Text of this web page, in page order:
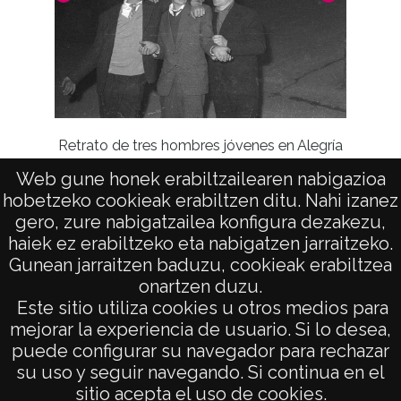
Web gune honek erabiltzailearen nabigazioa
hobetzeko cookieak erabiltzen ditu. Nahi izanez
gero, zure nabigatzailea konfigura dezakezu,
haiek ez erabiltzeko eta nabigatzen jarraitzeko.
Gunean jarraitzen baduzu, cookieak erabiltzea
onartzen duzu.
Este sitio utiliza cookies u otros medios para
mejorar la experiencia de usuario. Si lo desea,
puede configurar su navegador para rechazar
su uso y seguir navegando. Si continua en el
sitio acepta el uso de cookies.
Retrato de tres hombres jóvenes en Alegría
AVISO LEGAL
POLÍTICA DE PRIVACIDAD
ACCESIBILIDAD
ATENCIÓN CIUDADANA